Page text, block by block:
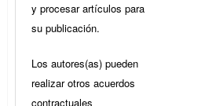
y procesar artículos para
su publicación.
Los autores(as) pueden
realizar otros acuerdos
contractuales